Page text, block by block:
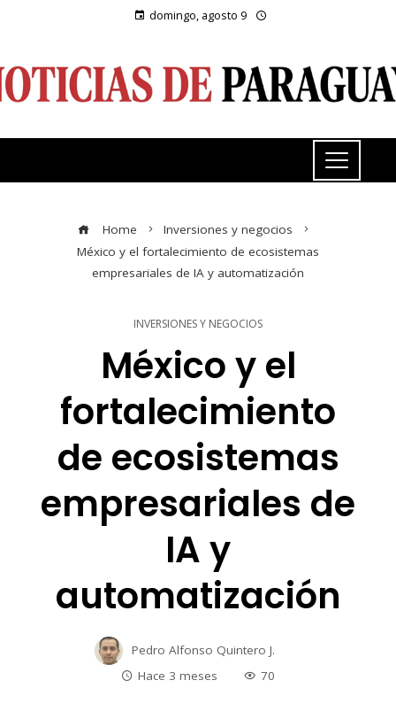
domingo, agosto 9
Home
Inversiones y negocios
México y el fortalecimiento de ecosistemas
empresariales de IA y automatización
INVERSIONES Y NEGOCIOS
México y el
fortalecimiento
de ecosistemas
empresariales de
IA y
automatización
Pedro Alfonso Quintero J.
Hace 3 meses
70